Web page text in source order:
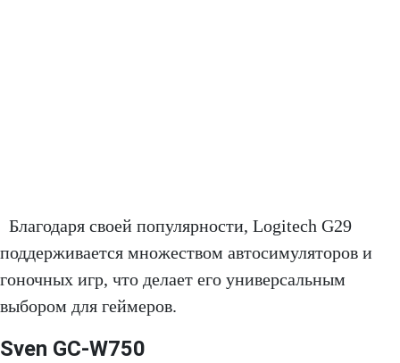
Благодаря своей популярности, Logitech G29
поддерживается множеством автосимуляторов и
гоночных игр, что делает его универсальным
выбором для геймеров.
Sven GC-W750